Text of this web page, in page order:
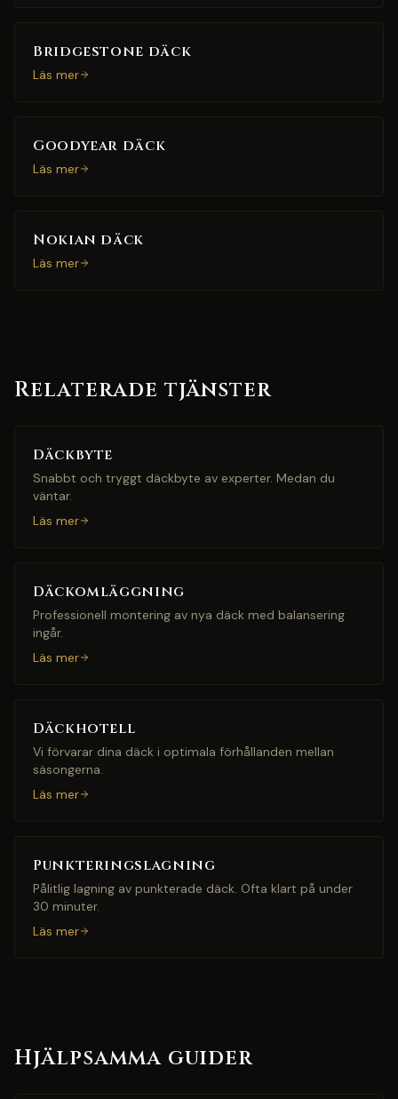
Bridgestone däck
Läs mer
Goodyear däck
Läs mer
Nokian däck
Läs mer
Relaterade tjänster
Däckbyte
Snabbt och tryggt däckbyte av experter. Medan du
väntar.
Läs mer
Däckomläggning
Professionell montering av nya däck med balansering
ingår.
Läs mer
Däckhotell
Vi förvarar dina däck i optimala förhållanden mellan
säsongerna.
Läs mer
Punkteringslagning
Pålitlig lagning av punkterade däck. Ofta klart på under
30 minuter.
Läs mer
Hjälpsamma guider